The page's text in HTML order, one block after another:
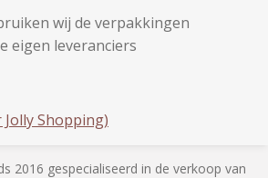
wij de verpakkingen
eigen leveranciers
Shopping)
2016 gespecialiseerd in de verkoop van